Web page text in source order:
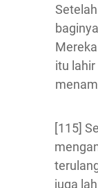
itu
[115]
juga